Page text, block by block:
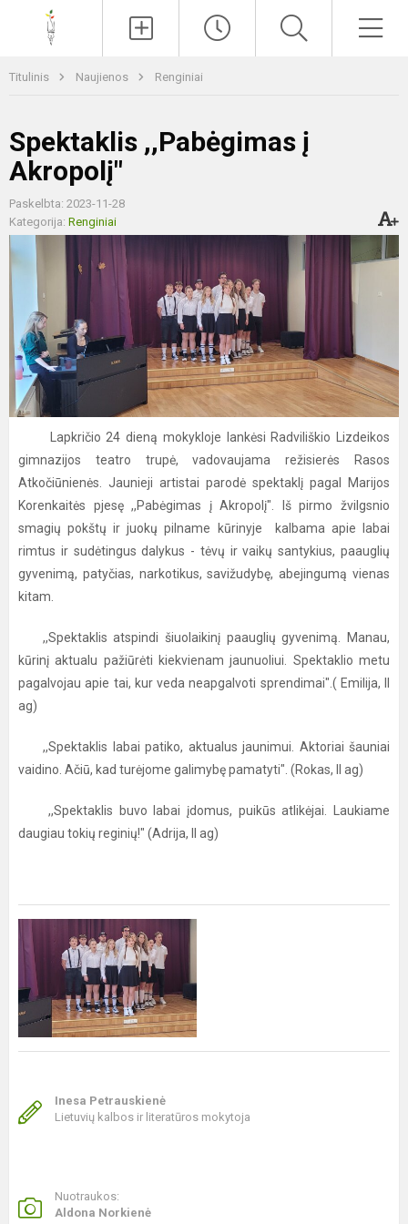
Titulinis Naujienos Renginiai
Spektaklis ,,Pabėgimas į
Akropolį"
Paskelbta: 2023-11-28
Kategorija: Renginiai
Lapkričio 24 dieną mokykloje lankėsi Radviliškio Lizdeikos
gimnazijos teatro trupė, vadovaujama režisierės Rasos
Atkočiūnienės. Jaunieji artistai parodė spektaklį pagal Marijos
Korenkaitės pjesę ,,Pabėgimas į Akropolį". Iš pirmo žvilgsnio
smagių pokštų ir juokų pilname kūrinyje kalbama apie labai
rimtus ir sudėtingus dalykus - tėvų ir vaikų santykius, paauglių
gyvenimą, patyčias, narkotikus, savižudybę, abejingumą vienas
kitam.
,,Spektaklis atspindi šiuolaikinį paauglių gyvenimą. Manau,
kūrinį aktualu pažiūrėti kiekvienam jaunuoliui. Spektaklio metu
pagalvojau apie tai, kur veda neapgalvoti sprendimai".( Emilija, II
ag)
,,Spektaklis labai patiko, aktualus jaunimui. Aktoriai šauniai
vaidino. Ačiū, kad turėjome galimybę pamatyti". (Rokas, II ag)
,,Spektaklis buvo labai įdomus, puikūs atlikėjai. Laukiame
daugiau tokių reginių!" (Adrija, II ag)
Inesa Petrauskienė
Lietuvių kalbos ir literatūros mokytoja
Nuotraukos:
Aldona Norkienė